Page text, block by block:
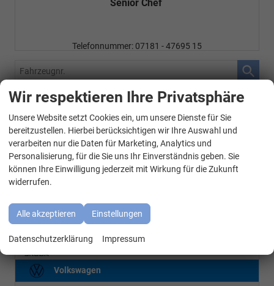
Senior Chef
Telefonnummer: 07181 - 47695 15
Fahrzeugnr.
Geparkte Fahrzeuge (0)
Audi
BMW
Seat
Volkswagen
Wir respektieren Ihre Privatsphäre
Unsere Website setzt Cookies ein, um unsere Dienste für Sie
bereitzustellen. Hierbei berücksichtigen wir Ihre Auswahl und
verarbeiten nur die Daten für Marketing, Analytics und
Personalisierung, für die Sie uns Ihr Einverständnis geben. Sie
können Ihre Einwilligung jederzeit mit Wirkung für die Zukunft
widerrufen.
Alle akzeptieren Einstellungen
Datenschutzerklärung Impressum